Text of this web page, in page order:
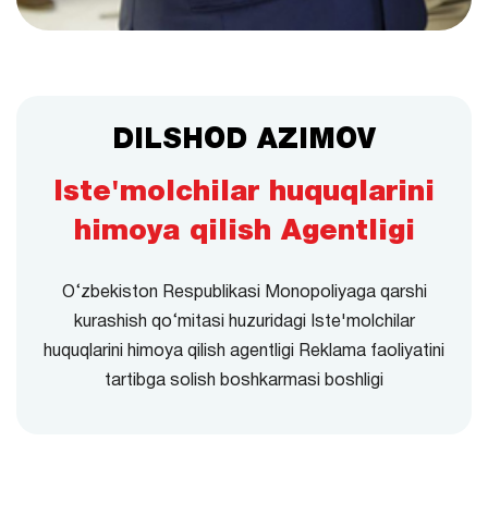
DILSHOD AZIMOV
Iste'molchilar huquqlarini
himoya qilish Agentligi
O‘zbekiston Respublikasi Monopoliyaga qarshi
kurashish qo‘mitasi huzuridagi Iste'molchilar
huquqlarini himoya qilish agentligi Reklama faoliyatini
tartibga solish boshkarmasi boshligi